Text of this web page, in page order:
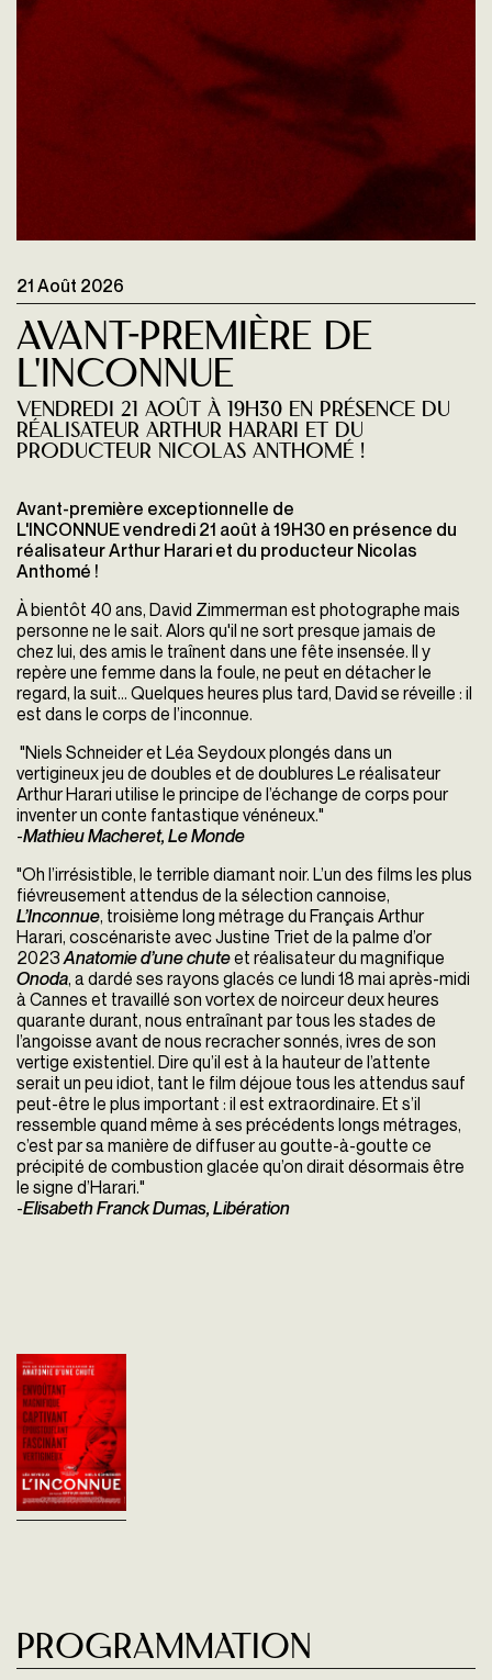
21 Août 2026
Avant-première de
L'INCONNUE
vendredi 21 août à 19H30 en présence du
réalisateur Arthur Harari et du
producteur Nicolas Anthomé !
Avant-première exceptionnelle de
L'INCONNUE vendredi 21 août à 19H30 en présence du
réalisateur Arthur Harari et du producteur Nicolas
Anthomé !
À bientôt 40 ans, David Zimmerman est photographe mais
personne ne le sait. Alors qu'il ne sort presque jamais de
chez lui, des amis le traînent dans une fête insensée. Il y
repère une femme dans la foule, ne peut en détacher le
regard, la suit... Quelques heures plus tard, David se réveille : il
est dans le corps de l’inconnue.
"Niels Schneider et Léa Seydoux plongés dans un
vertigineux jeu de doubles et de doublures Le réalisateur
Arthur Harari utilise le principe de l’échange de corps pour
inventer un conte fantastique vénéneux."
-Mathieu Macheret, Le Monde
"Oh l’irrésistible, le terrible diamant noir. L’un des films les plus
fiévreusement attendus de la sélection cannoise,
L’Inconnue, troisième long métrage du Français Arthur
Harari, coscénariste avec Justine Triet de la palme d’or
2023Anatomie d’une chuteet réalisateur du magnifique
Onoda, a dardé ses rayons glacés ce lundi 18 mai après-midi
à Cannes et travaillé son vortex de noirceur deux heures
quarante durant, nous entraînant par tous les stades de
l’angoisse avant de nous recracher sonnés, ivres de son
vertige existentiel. Dire qu’il est à la hauteur de l’attente
serait un peu idiot, tant le film déjoue tous les attendus sauf
peut-être le plus important : il est extraordinaire. Et s’il
ressemble quand même à ses précédents longs métrages,
c’est par sa manière de diffuser au goutte-à-goutte ce
précipité de combustion glacée qu’on dirait désormais être
le signe d’Harari."
-Elisabeth Franck Dumas, Libération
vofr - 140'
À bientôt 40 ans, David
Zimmerman est photographe
mais personne ne le sait.
Alors qu'il ne sort presque
jamais de chez lui, des amis
le traînent...
Programmation